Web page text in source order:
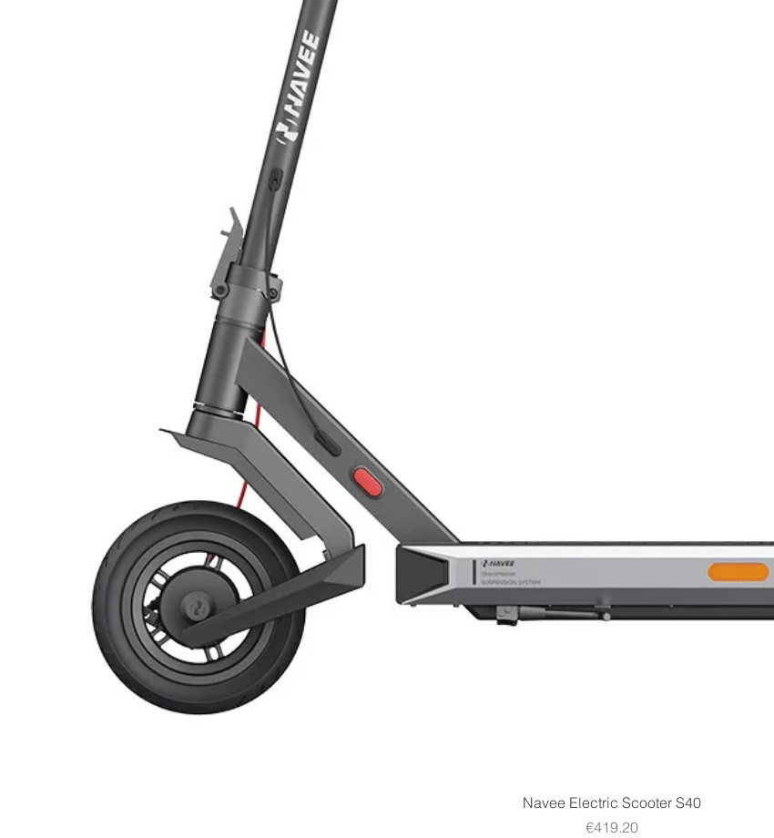
TUBAZIONE DI COLLEGAMENTO
Tipologia: Tubo in acciaio inox corrugato AISI 304L, DN16, con isolamento anti-UV
autoestinguente.
RACCORDERIA DI COLLEGAMENTO
Tipologia: Raccordi ad attacco rapido in ottone. Guarnizione siliconica con O-ring in
nylon resistente ad alte temperature.
STRUTTURA DI SUPPORTO
Tipologia: Lamierati in acciaio zincato DX51D-Z, spessore 1.5 mm (2 mm sui
montanti). Bulloneria zincata M8, dadi flangiati.
VALVOLA
Valvola di sicurezza (circ. primario): Mat: Ottone. Dim.: 1/2” F. Taratura 2.5 bar.
Valvola combinata sicurezza e non-ritorno (circ. secondario): Mat: Ottone. Dim.
1/2” MF (su richiesta 3/4”). Taratura 8.5 bar.
Valvola a sfera (circ. secondario): Mat: Ottone. Dim.: 1/2” MF (su richiesta 3/4”).
LIQUIDO ANTIGELO
Tipologia: Glicole monopropilenico atossico (da diluire con acqua secondo le
proporzioni indicate nel manuale di installazione).
Principio di funzionamento
La piastra assorbente trasmette il calore al fluido termovettore che, riscaldandosi,
diventa più rarefatto e risale lungo la piastra raggiungendo l’intercapedine del
serbatoio dove cede calore all’acqua sanitaria attraverso la superficie di contatto. Il
fluido termovettore poi, raffrendandosi, aumenta il suo peso specifico e ridiscende
quindi nella parte inferiore della piastra per iniziare così un nuovo ciclo. Il processo
dura fin quando la piastra è riscaldata dal sole. Rispetto ad altri sistemi naturali
classici, il sistema Excel si caratterizza per l’ingresso del fluido termovettore
posizionato sulla parte mediana dell’intercapedine, rendendo possibile un più
rapido riscaldamento dell’acqua presente nella parte superiore dell’accumulo ACS
e una migliore stratificazione del calore.
Quick View
Navee Electric Scooter S40
Price
€419.20